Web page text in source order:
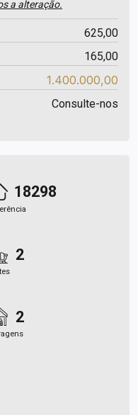
a alteração.
625,00
165,00
1.400.000,00
Consulte-nos
18298
2
2